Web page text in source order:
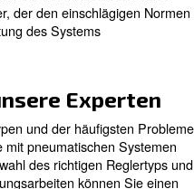
in gutem
eine falsche
Um